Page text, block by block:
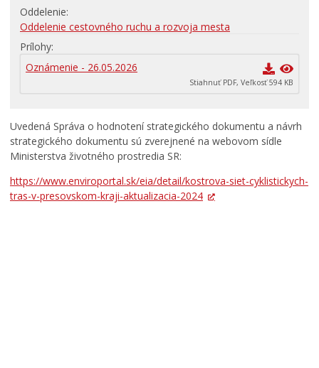
Zamestnanie v samospráve
ŽIVOTNÉ PROSTREDIE A ODPADY
Oddelenie
Oddelenie cestovného ruchu a rozvoja mesta
Prílohy
Oznámenie - 26.05.2026
Stiahnuť PDF, Veľkosť 594 KB
Uvedená Správa o hodnotení strategického dokumentu a návrh
strategického dokumentu sú zverejnené na webovom sídle
Ministerstva životného prostredia SR:
https://www.enviroportal.sk/eia/detail/kostrova-siet-cyklistickych-
tras-v-presovskom-kraji-aktualizacia-2024